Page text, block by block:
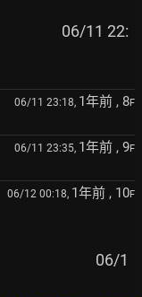
06/11 22:
06/11 23:18, 1年前 , 8F
06/11 23:35, 1年前 , 9F
06/12 00:18, 1年前 , 10F
06/1